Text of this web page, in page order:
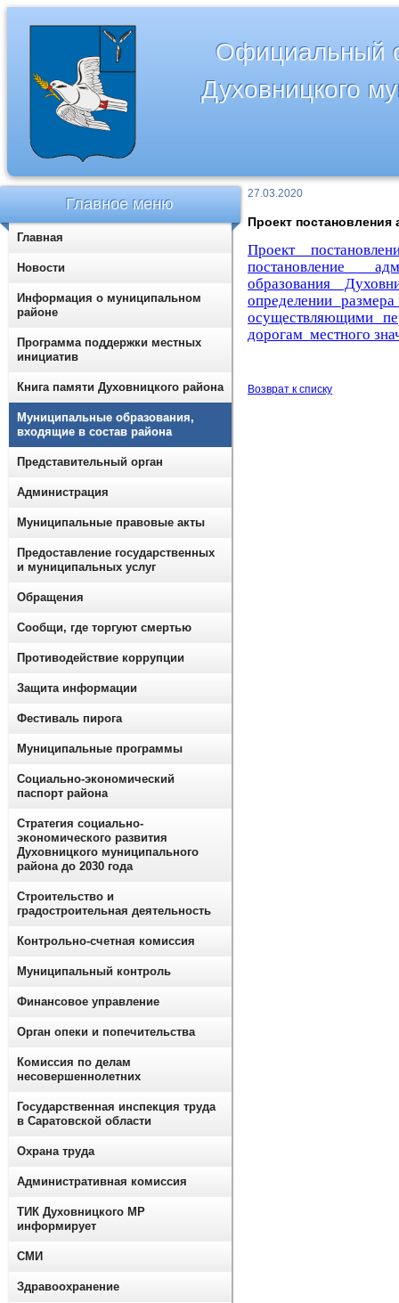
Официальный
Духовницкого
27.03.2020
Проект постановления
Проект
постановление
образования
определении
осуществляющими
дорогам местного
Возврат к списку
Главное меню
Главная
Новости
Информация о муниципальном
районе
Программа поддержки местных
инициатив
Книга памяти Духовницкого района
Муниципальные образования,
входящие в состав района
Представительный орган
Администрация
Муниципальные правовые акты
Предоставление государственных
и муниципальных услуг
Обращения
Сообщи, где торгуют смертью
Противодействие коррупции
Защита информации
Фестиваль пирога
Муниципальные программы
Социально-экономический
паспорт района
Стратегия социально-
экономического развития
Духовницкого муниципального
района до 2030 года
Строительство и
градостроительная деятельность
Контрольно-счетная комиссия
Муниципальный контроль
Финансовое управление
Орган опеки и попечительства
Комиссия по делам
несовершеннолетних
Государственная инспекция труда
в Саратовской области
Охрана труда
Административная комиссия
ТИК Духовницкого МР
информирует
СМИ
Здравоохранение